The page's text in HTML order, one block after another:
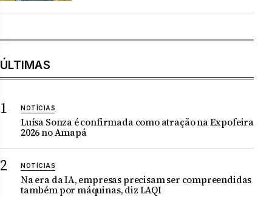
ÚLTIMAS
NOTÍCIAS
Luísa Sonza é confirmada como atração na Expofeira
2026 no Amapá
NOTÍCIAS
Na era da IA, empresas precisam ser compreendidas
também por máquinas, diz LAQI